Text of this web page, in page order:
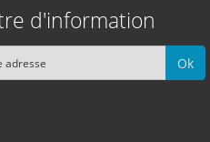
d'information
Ok